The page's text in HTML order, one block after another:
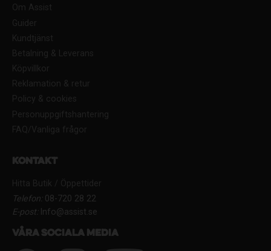
Om Assist
Guider
Kundtjänst
Betalning & Leverans
Köpvillkor
Reklamation & retur
Policy & cookies
Personuppgiftshantering
FAQ/Vanliga frågor
Kontakt
Hitta Butik / Öppettider
Telefon:08-720 28 22
E-post:Info@assist.se
Våra sociala media